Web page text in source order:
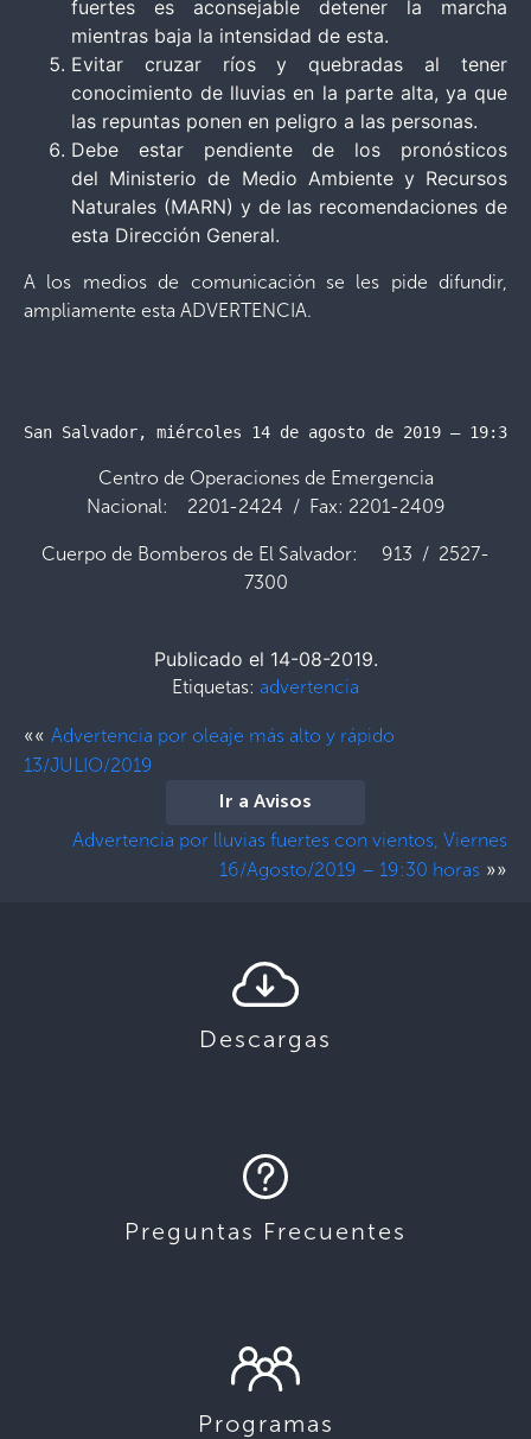
fuertes es aconsejable detener la marcha
mientras baja la intensidad de esta.
Evitar cruzar ríos y quebradas al tener
conocimiento de lluvias en la parte alta, ya que
las repuntas ponen en peligro a las personas.
Debe estar pendiente de los pronósticos
del Ministerio de Medio Ambiente y Recursos
Naturales (MARN) y de las recomendaciones de
esta Dirección General.
A los medios de comunicación se les pide difundir,
ampliamente esta ADVERTENCIA.
San Salvador, miércoles 14 de agosto de 2019 – 19:30
Centro de Operaciones de Emergencia
Nacional: 2201-2424 / Fax: 2201-2409
Cuerpo de Bomberos de El Salvador: 913 / 2527-
7300
Publicado el 14-08-2019.
Etiquetas: advertencia
«« Advertencia por oleaje más alto y rápido
13/JULIO/2019
Ir a Avisos
Advertencia por lluvias fuertes con vientos, Viernes
16/Agosto/2019 – 19:30 horas »»
Descargas
Preguntas Frecuentes
Programas